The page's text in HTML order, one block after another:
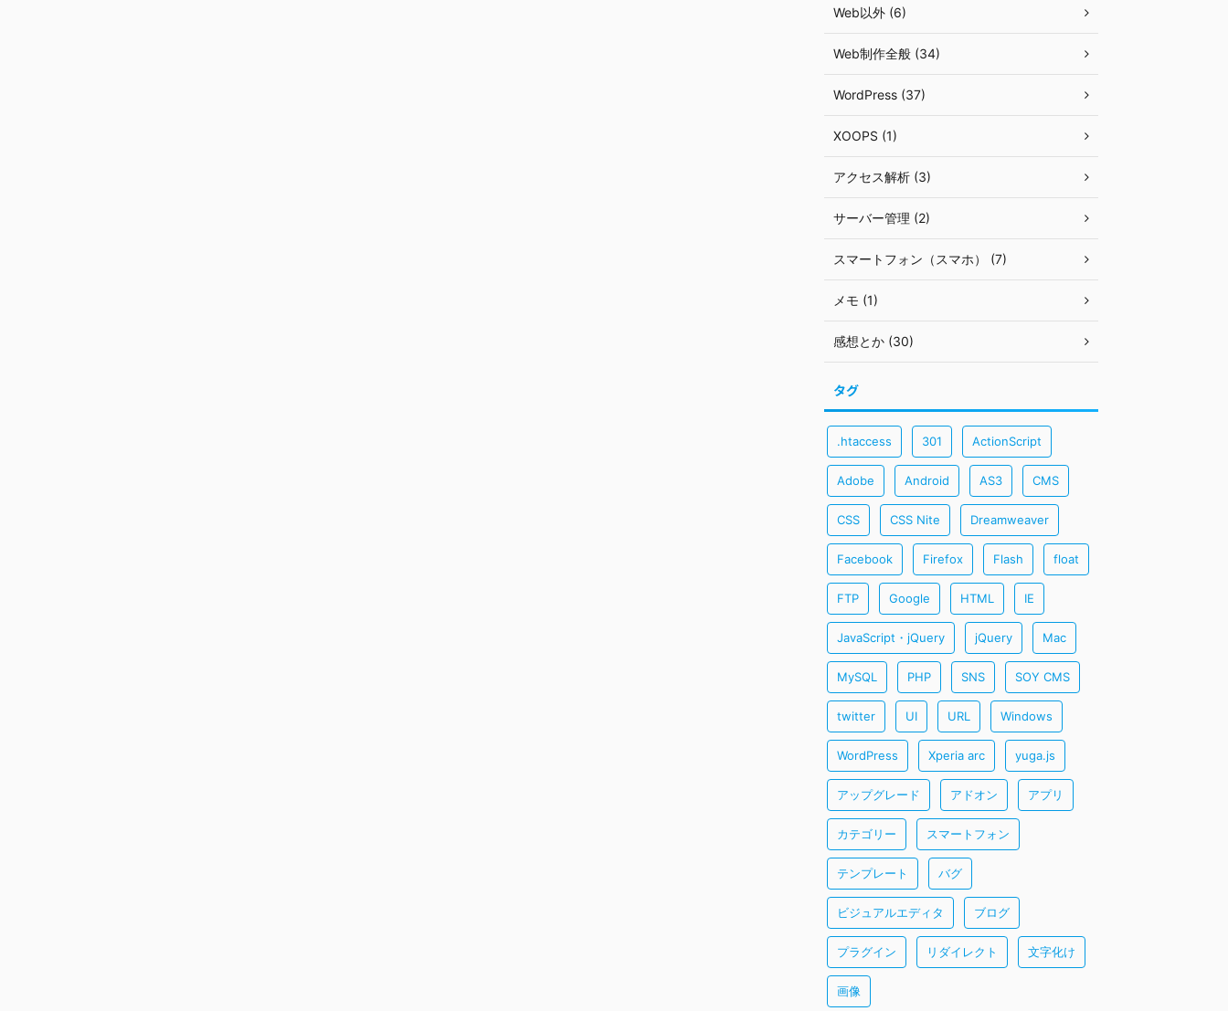
Web以外 (6)
Web制作全般 (34)
WordPress (37)
XOOPS (1)
アクセス解析 (3)
サーバー管理 (2)
スマートフォン（スマホ） (7)
メモ (1)
感想とか (30)
タグ
.htaccess 301 ActionScript
Adobe Android AS3 CMS
CSS CSS Nite Dreamweaver
Facebook Firefox Flash float
FTP Google HTML IE
JavaScript・jQuery jQuery Mac
MySQL PHP SNS SOY CMS
twitter UI URL Windows
WordPress Xperia arc yuga.js
アップグレード アドオン アプリ
カテゴリー スマートフォン
テンプレート バグ
ビジュアルエディタ ブログ
プラグイン リダイレクト 文字化け
画像